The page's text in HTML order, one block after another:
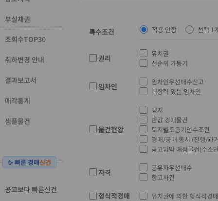
부실채권
조회수TOP30
취하변경 안내
결과보고서
매각통계
샘플물건
✨ 빠른 경매신건
공고보다 빠른신건
특수조건 적용 안함 선택 1
권리
유치권
선순위 가등기
임차인
임차인우선매수신고
대항력 있는 임차인
물건현황
맹지
반값 경매물건
토지별도등기인수조건
경매/공매 동시 (진행/과
공고임박 예정물건(주소
자격
공유자우선매수
항고사건
형식적경매 유치권에 의한 형식적경매